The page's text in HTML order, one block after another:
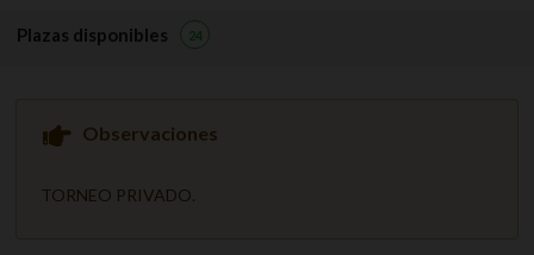
Plazas disponibles 24
Observaciones
TORNEO PRIVADO.